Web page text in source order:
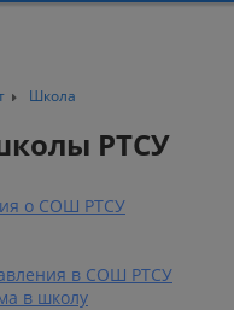
Школа
РТСУ
о СОШ РТСУ
в СОШ РТСУ
в школу